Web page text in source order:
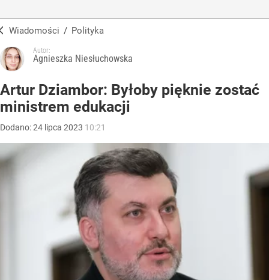
Wiadomości / Polityka
Autor:
Agnieszka Niesłuchowska
Artur Dziambor: Byłoby pięknie zostać
ministrem edukacji
Dodano:24 lipca 2023 10:21